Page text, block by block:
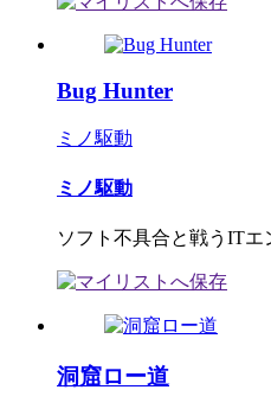
Bug Hunter
ミノ駆動
ミノ駆動
ソフト不具合と戦うITエ
洞窟ロー道